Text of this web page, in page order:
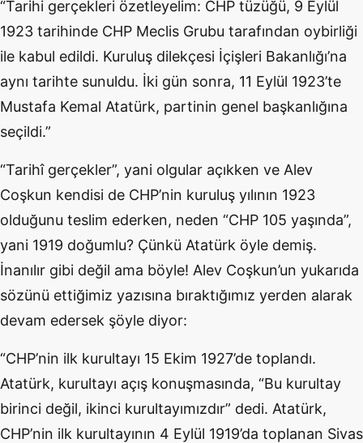
“Tarihi gerçekleri özetleyelim: CHP tüzüğü, 9 Eylül
1923 tarihinde CHP Meclis Grubu tarafından oybirliği
ile kabul edildi. Kuruluş dilekçesi İçişleri Bakanlığı’na
aynı tarihte sunuldu. İki gün sonra, 11 Eylül 1923’te
Mustafa Kemal Atatürk, partinin genel başkanlığına
seçildi.”
“Tarihî gerçekler”, yani olgular açıkken ve Alev
Coşkun kendisi de CHP’nin kuruluş yılının 1923
olduğunu teslim ederken, neden “CHP 105 yaşında”,
yani 1919 doğumlu? Çünkü Atatürk öyle demiş.
İnanılır gibi değil ama böyle! Alev Coşkun’un yukarıda
sözünü ettiğimiz yazısına bıraktığımız yerden alarak
devam edersek şöyle diyor:
“CHP’nin ilk kurultayı 15 Ekim 1927’de toplandı.
Atatürk, kurultayı açış konuşmasında, “Bu kurultay
birinci değil, ikinci kurultayımızdır” dedi. Atatürk,
CHP’nin ilk kurultayının 4 Eylül 1919’da toplanan Sivas